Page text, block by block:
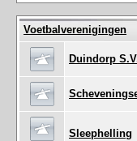
Voetbalverenigingen
Duindorp
Sleephelling